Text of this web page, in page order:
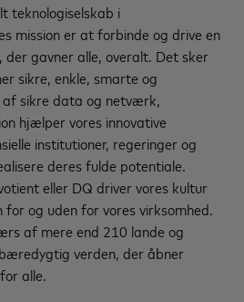
teknologiselskab i
mission er at forbinde og drive en
der gavner alle, overalt. Det sker
sikre, enkle, smarte og
sikre data og netværk,
hjælper vores innovative
institutioner, regeringer og
deres fulde potentiale.
eller DQ driver vores kultur
og uden for vores virksomhed.
af mere end 210 lande og
verden, der åbner
alle.